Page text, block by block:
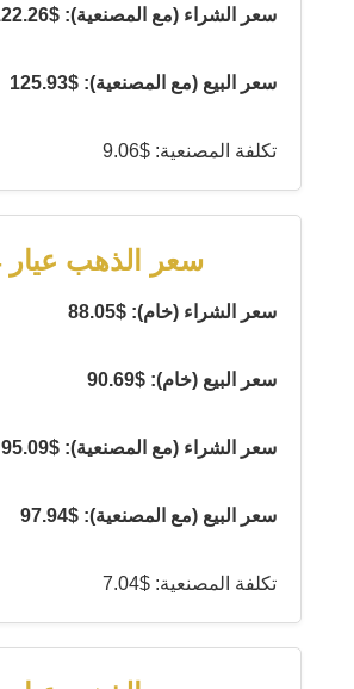
سعر الشراء (مع المصنعية): $122.26
سعر البيع (مع المصنعية): $125.93
تكلفة المصنعية: $9.06
سعر الذهب عيار 14
سعر الشراء (خام): $88.05
سعر البيع (خام): $90.69
سعر الشراء (مع المصنعية): $95.09
سعر البيع (مع المصنعية): $97.94
تكلفة المصنعية: $7.04